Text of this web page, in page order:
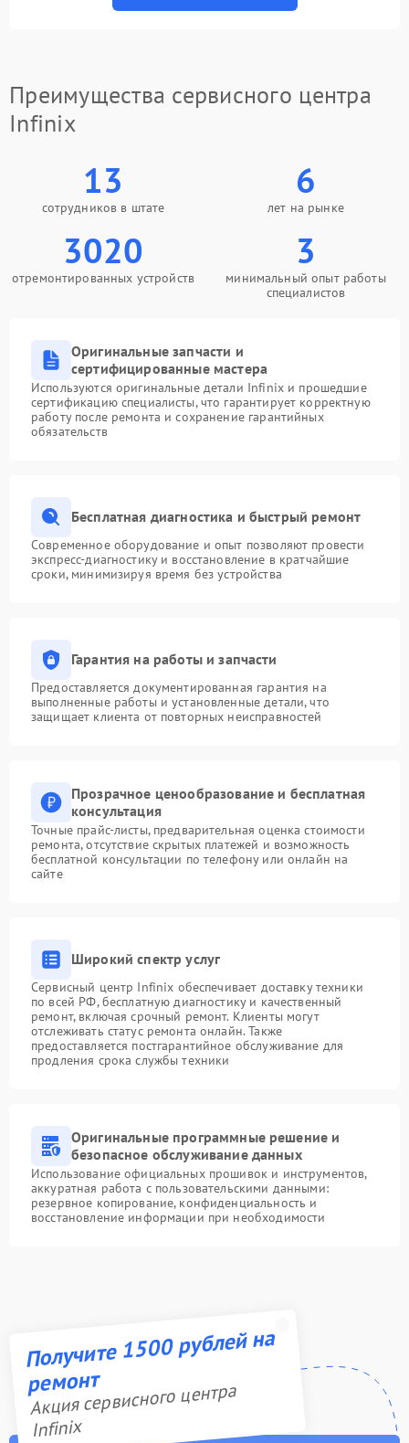
Преимущества сервисного центра
Infinix
13
сотрудников в штате
6
лет на рынке
3020
отремонтированных устройств
3
минимальный опыт работы
специалистов
Оригинальные запчасти и
сертифицированные мастера
Используются оригинальные детали Infinix и прошедшие
сертификацию специалисты, что гарантирует корректную
работу после ремонта и сохранение гарантийных
обязательств
Бесплатная диагностика и быстрый ремонт
Современное оборудование и опыт позволяют провести
экспресс-диагностику и восстановление в кратчайшие
сроки, минимизируя время без устройства
Гарантия на работы и запчасти
Предоставляется документированная гарантия на
выполненные работы и установленные детали, что
защищает клиента от повторных неисправностей
Прозрачное ценообразование и бесплатная
консультация
Точные прайс-листы, предварительная оценка стоимости
ремонта, отсутствие скрытых платежей и возможность
бесплатной консультации по телефону или онлайн на
сайте
Широкий спектр услуг
Сервисный центр Infinix обеспечивает доставку техники
по всей РФ, бесплатную диагностику и качественный
ремонт, включая срочный ремонт. Клиенты могут
отслеживать статус ремонта онлайн. Также
предоставляется постгарантийное обслуживание для
продления срока службы техники
Оригинальные программные решение и
безопасное обслуживание данных
Использование официальных прошивок и инструментов,
аккуратная работа с пользовательскими данными:
резервное копирование, конфиденциальность и
восстановление информации при необходимости
Получите 1500 рублей на
ремонт
Акция сервисного центра
Infinix